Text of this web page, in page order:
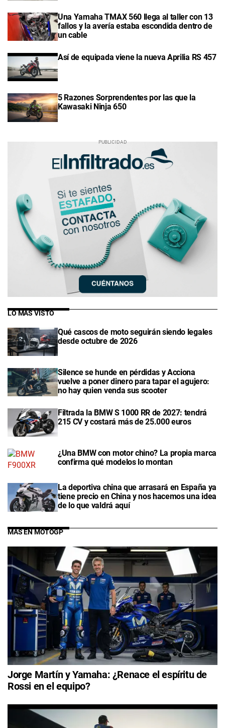
Una Yamaha TMAX 560 llega al taller con 13
fallos y la avería estaba escondida dentro de
un cable
Así de equipada viene la nueva Aprilia RS 457
5 Razones Sorprendentes por las que la
Kawasaki Ninja 650
LO MÁS VISTO
Qué cascos de moto seguirán siendo legales
desde octubre de 2026
Silence se hunde en pérdidas y Acciona
vuelve a poner dinero para tapar el agujero:
no hay quien venda sus scooter
Filtrada la BMW S 1000 RR de 2027: tendrá
215 CV y costará más de 25.000 euros
¿Una BMW con motor chino? La propia marca
confirma qué modelos lo montan
La deportiva china que arrasará en España ya
tiene precio en China y nos hacemos una idea
de lo que valdrá aquí
MÁS EN MOTOGP
Jorge Martín y Yamaha: ¿Renace el espíritu de
Rossi en el equipo?